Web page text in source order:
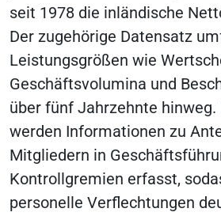
seit 1978 die inländische
Der zugehörige Datensatz
Leistungsgrößen wie
Geschäftsvolumina und
über fünf Jahrzehnte hinweg.
werden Informationen zu
Mitgliedern in
Kontrollgremien erfasst,
personelle Verflechtungen